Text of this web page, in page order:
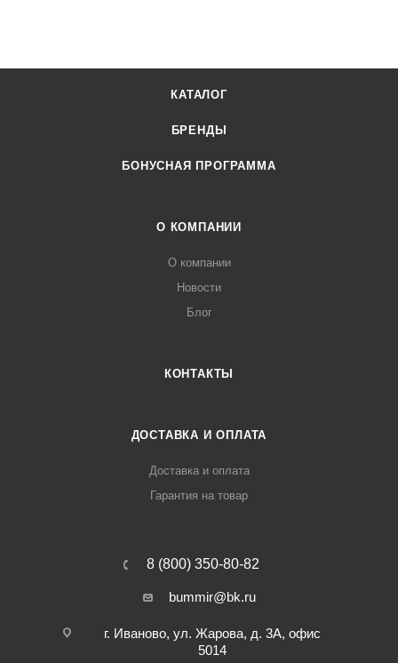
КАТАЛОГ
БРЕНДЫ
БОНУСНАЯ ПРОГРАММА
О КОМПАНИИ
О компании
Новости
Блог
КОНТАКТЫ
ДОСТАВКА И ОПЛАТА
Доставка и оплата
Гарантия на товар
8 (800) 350-80-82
bummir@bk.ru
г. Иваново, ул. Жарова, д. 3А, офис
5014